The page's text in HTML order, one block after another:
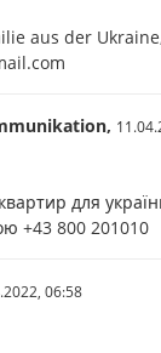
aus der
для
+43 800 201010
06:58